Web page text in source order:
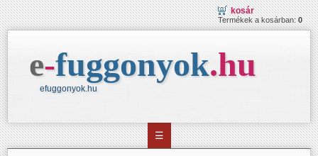
kosár
Termékek a kosárban:0
e-fuggonyok.hu
efuggonyok.hu
☰